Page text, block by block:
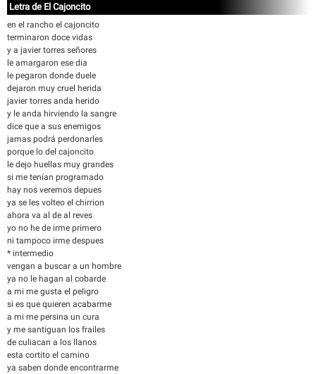
Letra de El Cajoncito
en el rancho el cajoncito
terminaron doce vidas
y a javier torres señores
le amargaron ese dia
le pegaron donde duele
dejaron muy cruel herida
javier torres anda herido
y le anda hirviendo la sangre
dice que a sus enemigos
jamas podrá perdonarles
porque lo del cajoncito
le dejo huellas muy grandes
si me tenían programado
hay nos veremos depues
ya se les volteo el chirrion
ahora va al de al reves
yo no he de irme primero
ni tampoco irme despues
* intermedio
vengan a buscar a un hombre
ya no le hagan al cobarde
a mi me gusta el peligro
si es que quieren acabarme
a mi me persina un cura
y me santiguan los frailes
de culiacan a los llanos
esta cortito el camino
ya saben donde encontrarme